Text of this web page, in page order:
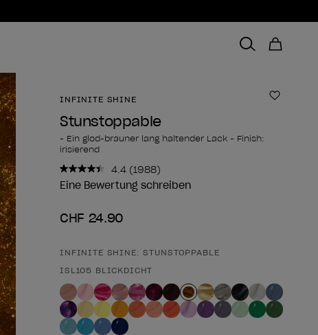
INFINITE SHINE Zur
Stunstoppable
- Ein glod-brauner lang haltender Lack - Finish:
irisierend
4.4 1988
Bewertungen
lesen..
(1988)
Eine Bewertung schreiben
CHF 24.90
Form des Produkts
INFINITE SHINE: STUNSTOPPABLE
ISL105 BLICKDICHT